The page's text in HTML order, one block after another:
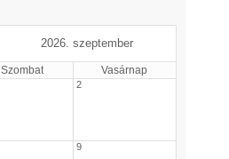
2026. szeptember
Szombat Vasárnap
2
9